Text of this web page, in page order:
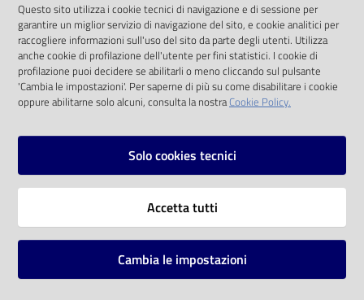
Eventi
Chiedi al
bibliotecario
solo alle condizioni previste dalla direttiva
comunitaria 2003/98/CE e dal d.lgs. 36/2006
SOCIAL
Instagram
Vai alla pagina
Mappa del sito
Questo sito utilizza i cookie tecnici di navigazione e di sessione per
garantire un miglior servizio di navigazione del sito, e cookie analitici per
raccogliere informazioni sull'uso del sito da parte degli utenti. Utilizza
anche cookie di profilazione dell'utente per fini statistici. I cookie di
profilazione puoi decidere se abilitarli o meno cliccando sul pulsante
'Cambia le impostazioni'. Per saperne di più su come disabilitare i cookie
oppure abilitarne solo alcuni, consulta la nostraCookie Policy.
Solo cookies tecnici
Accetta tutti
Cambia le impostazioni